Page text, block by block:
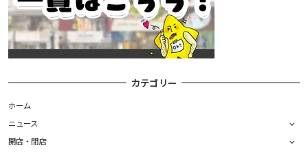
カテゴリー
ホーム
ニュース
開店・閉店